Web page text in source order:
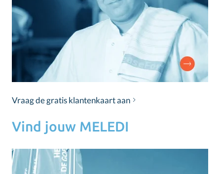
Vraag de gratis klantenkaart aan
Vind jouw MELEDI